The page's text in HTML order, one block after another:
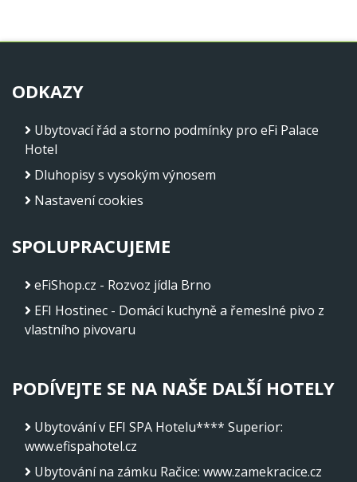
ODKAZY
Ubytovací řád a storno podmínky pro eFi Palace
Hotel
Dluhopisy s vysokým výnosem
Nastavení cookies
SPOLUPRACUJEME
eFiShop.cz - Rozvoz jídla Brno
EFI Hostinec - Domácí kuchyně a řemeslné pivo z
vlastního pivovaru
PODÍVEJTE SE NA NAŠE DALŠÍ HOTELY
Ubytování v EFI SPA Hotelu**** Superior:
www.efispahotel.cz
Ubytování na zámku Račice: www.zamekracice.cz